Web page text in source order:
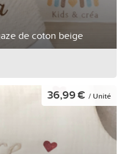
de coton beige
36,99 € / Unité